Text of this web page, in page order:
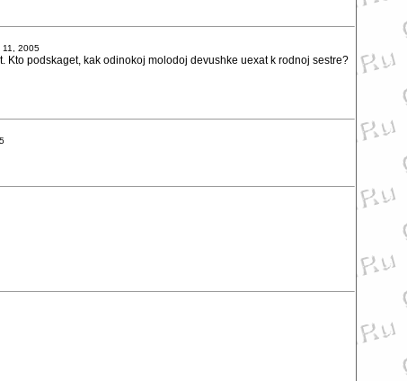
11, 2005
podskaget, kak odinokoj molodoj devushke uexat k rodnoj sestre?